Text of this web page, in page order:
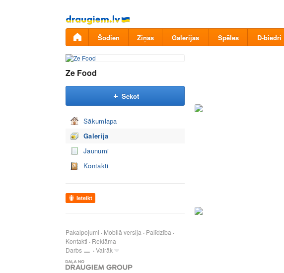
Pāriet
uz
saturu
Šodien Ziņas Galerijas Spēles D-biedri
Ze Food
Sekot
Sākumlapa
Galerija
Jaunumi
Kontakti
Ieteikt
Pakalpojumi Mobilā versija
Palīdzība
Kontakti
Reklāma
Darbs
Vairāk